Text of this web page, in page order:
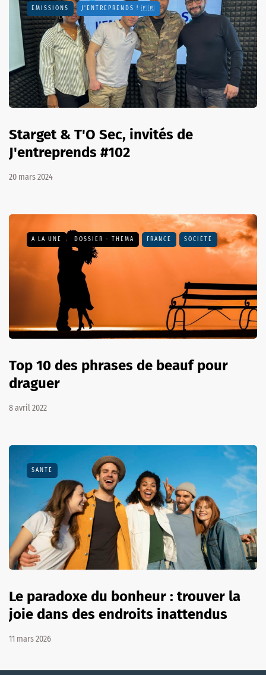
EMISSIONS J'ENTREPRENDS ! 🇫🇷
Starget & T'O Sec, invités de
J'entreprends #102
20 mars 2024
A LA UNE DOSSIER - THEMA FRANCE SOCIÉTÉ
Top 10 des phrases de beauf pour
draguer
8 avril 2022
SANTÉ
Le paradoxe du bonheur : trouver la
joie dans des endroits inattendus
11 mars 2026